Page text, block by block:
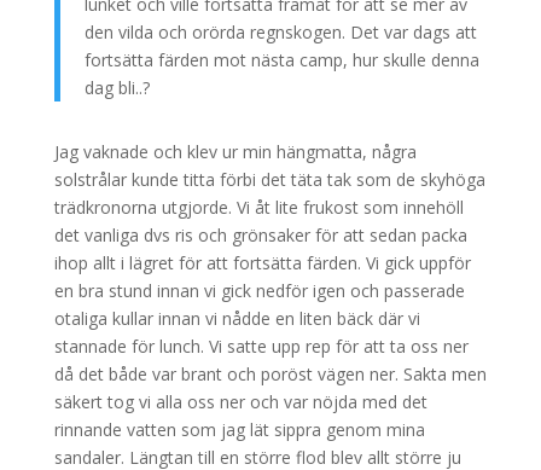
den vilda och orörda regnskogen. Det var dags att
fortsätta färden mot nästa camp, hur skulle denna
dag bli..?
Jag vaknade och klev ur min hängmatta, några
solstrålar kunde titta förbi det täta tak som de skyhöga
trädkronorna utgjorde. Vi åt lite frukost som innehöll
det vanliga dvs ris och grönsaker för att sedan packa
ihop allt i lägret för att fortsätta färden. Vi gick uppför
en bra stund innan vi gick nedför igen och passerade
otaliga kullar innan vi nådde en liten bäck där vi
stannade för lunch. Vi satte upp rep för att ta oss ner
då det både var brant och poröst vägen ner. Sakta men
säkert tog vi alla oss ner och var nöjda med det
rinnande vatten som jag lät sippra genom mina
sandaler. Längtan till en större flod blev allt större ju